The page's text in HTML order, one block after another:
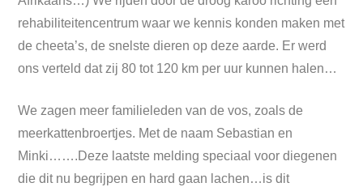
rehabiliteitencentrum waar we kennis konden maken met
de cheeta’s, de snelste dieren op deze aarde. Er werd
ons verteld dat zij 80 tot 120 km per uur kunnen halen…
We zagen meer familieleden van de vos, zoals de
meerkattenbroertjes. Met de naam Sebastian en
Minki…….Deze laatste melding speciaal voor diegenen
die dit nu begrijpen en hard gaan lachen…is dit